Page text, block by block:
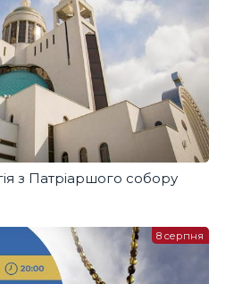
з Патріаршого собору
8 серпня